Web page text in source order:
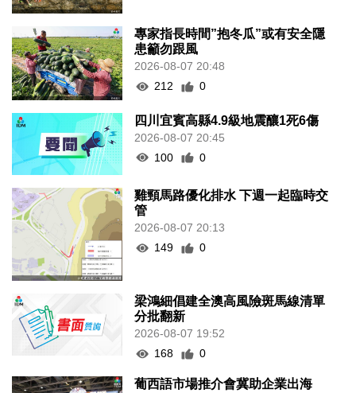
專家指長時間”抱冬瓜”或有安全隱
患籲勿跟風
2026-08-07 20:48
212
0
四川宜賓高縣4.9級地震釀1死6傷
2026-08-07 20:45
100
0
雞頸馬路優化排水 下週一起臨時交
管
2026-08-07 20:13
149
0
梁鴻細倡建全澳高風險斑馬線清單
分批翻新
2026-08-07 19:52
168
0
葡西語市場推介會冀助企業出海